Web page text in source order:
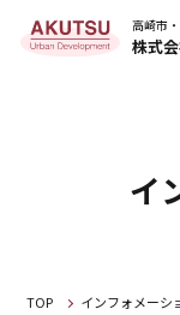
高崎市
株式
イ
TOP インフォメーシ